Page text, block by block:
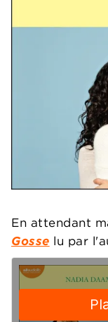
En attendant
Gosse lu par